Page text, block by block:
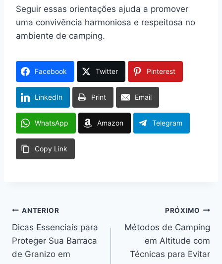
Seguir essas orientações ajuda a promover
uma convivência harmoniosa e respeitosa no
ambiente de camping.
Facebook Twitter Pinterest
LinkedIn Print Email
WhatsApp Amazon Telegram
Copy Link
Navegação
de
Post
ANTERIOR
Dicas Essenciais para
Proteger Sua Barraca
de Granizo em
PRÓXIMO
Métodos de Camping
em Altitude com
Técnicas para Evitar